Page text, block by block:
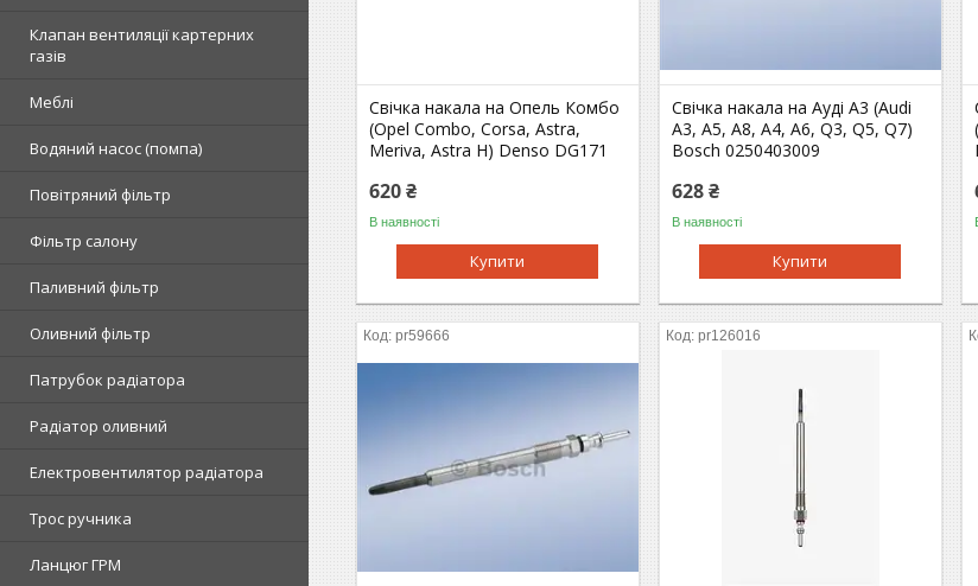
Клапан вентиляції картерних
газів
Меблі
Водяний насос (помпа)
Повітряний фільтр
Фільтр салону
Паливний фільтр
Оливний фільтр
Патрубок радіатора
Радіатор оливний
Електровентилятор радіатора
Трос ручника
Ланцюг ГРМ
Свічка накала на Опель Комбо
(Opel Combo, Corsa, Astra,
Meriva, Astra H) Denso DG171
620 ₴
В наявності
Купити
Свічка накала на Ауді A3 (Audi
A3, A5, A8, A4, A6, Q3, Q5, Q7)
Bosch 0250403009
628 ₴
В наявності
Купити
pr59666 pr126016